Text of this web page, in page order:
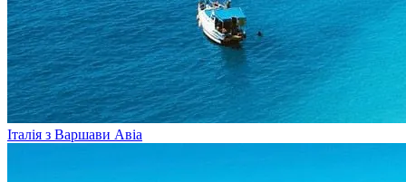
Італія з Варшави Авіа